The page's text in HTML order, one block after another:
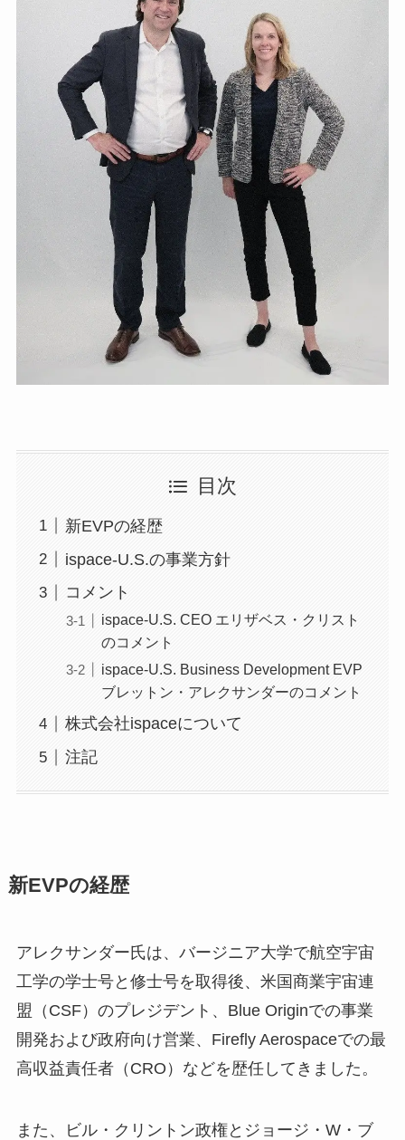
目次
新EVPの経歴
ispace-U.S.の事業方針
コメント
ispace-U.S. CEO エリザベス・クリスト
のコメント
ispace-U.S. Business Development EVP
ブレットン・アレクサンダーのコメント
株式会社ispaceについて
注記
新EVPの経歴
アレクサンダー氏は、バージニア大学で航空宇宙
工学の学士号と修士号を取得後、米国商業宇宙連
盟（CSF）のプレジデント、Blue Originでの事業
開発および政府向け営業、Firefly Aerospaceでの最
高収益責任者（CRO）などを歴任してきました。
また、ビル・クリントン政権とジョージ・W・ブ